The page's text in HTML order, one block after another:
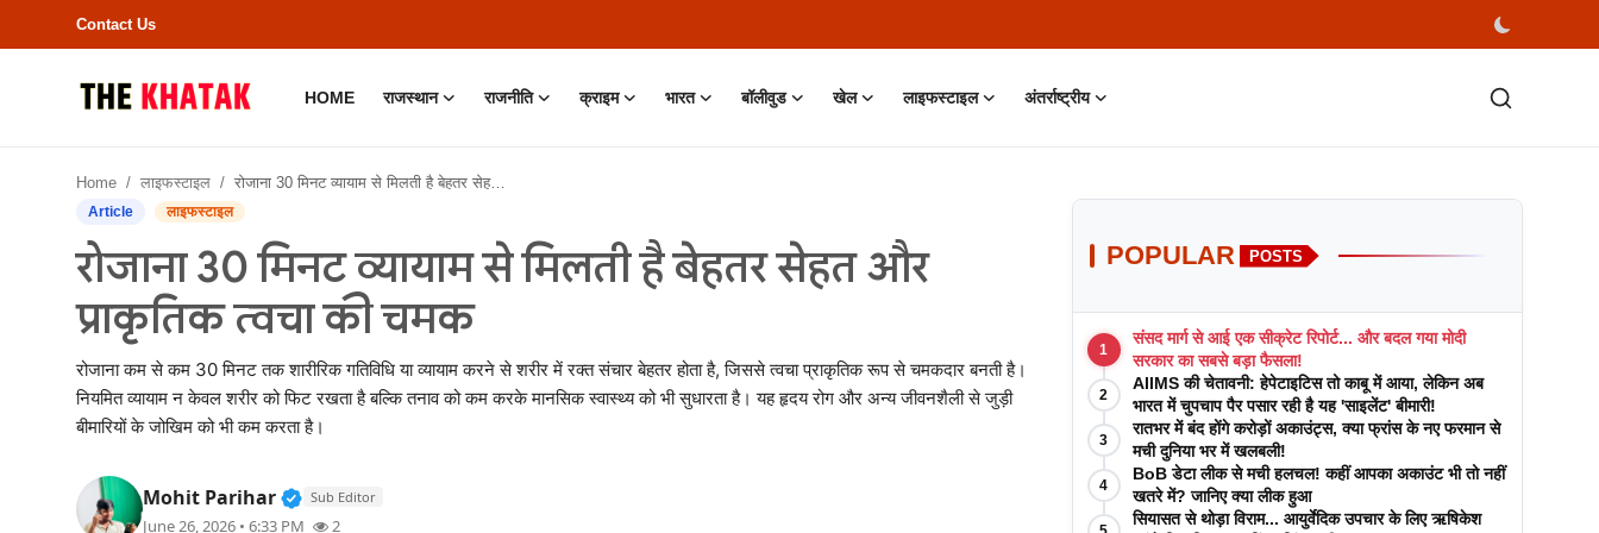
Contact Us
HOME राजस्थान राजनीति क्राइम भारत बॉलीवुड खेल लाइफस्टाइल अंतर्राष्ट्रीय
Contact Us
राजस्थान
राजनीति
बॉलीवुड
Home लाइफस्टाइल रोजाना 30 मिनट व्यायाम से मिलती है बेहतर सेहत और प्राकृतिक त्वचा की चमक
Article लाइफस्टाइल
रोजाना 30 मिनट व्यायाम से मिलती है बेहतर सेहत और
प्राकृतिक त्वचा की चमक
रोजाना कम से कम 30 मिनट तक शारीरिक गतिविधि या व्यायाम करने से शरीर में रक्त संचार बेहतर होता है, जिससे त्वचा प्राकृतिक रूप से चमकदार बनती है।
नियमित व्यायाम न केवल शरीर को फिट रखता है बल्कि तनाव को कम करके मानसिक स्वास्थ्य को भी सुधारता है। यह हृदय रोग और अन्य जीवनशैली से जुड़ी
बीमारियों के जोखिम को भी कम करता है।
Mohit Parihar Verified Public Figure • 11 Jun, 2026
Sub Editor
June 26, 2026 • 6:33 PM 2
POPULAR POSTS
1
संसद मार्ग से आई एक सीक्रेट रिपोर्ट... और बदल गया मोदी
सरकार का सबसे बड़ा फैसला!
2
AIIMS की चेतावनी: हेपेटाइटिस तो काबू में आया, लेकिन अब
भारत में चुपचाप पैर पसार रही है यह 'साइलेंट' बीमारी!
3
रातभर में बंद होंगे करोड़ों अकाउंट्स, क्या फ्रांस के नए फरमान से
मची दुनिया भर में खलबली!
4
BoB डेटा लीक से मची हलचल! कहीं आपका अकाउंट भी तो नहीं
खतरे में? जानिए क्या लीक हुआ
सियासत से थोड़ा विराम... आयुर्वेदिक उपचार के लिए ऋषिकेश